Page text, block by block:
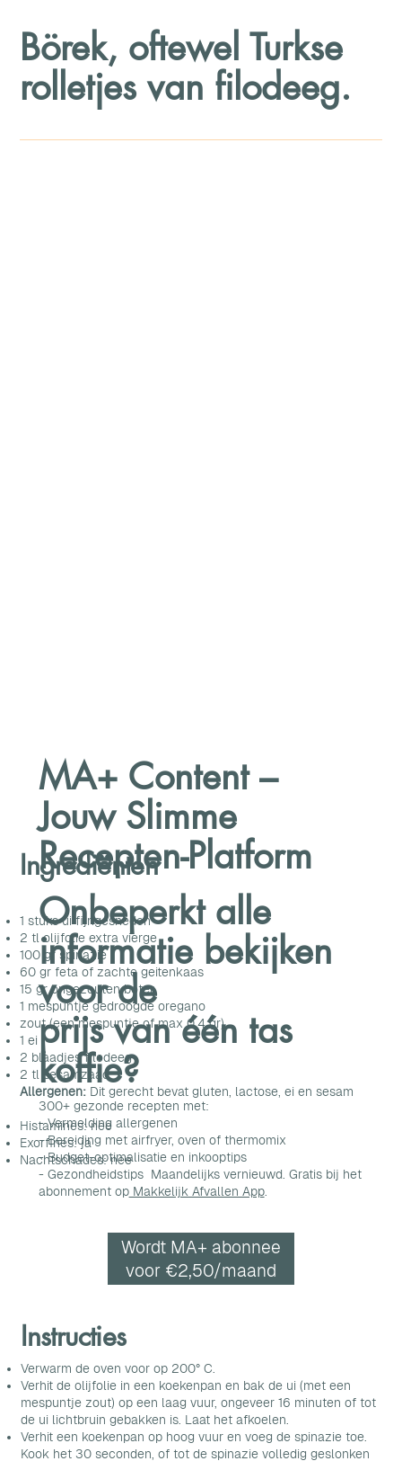
Börek, oftewel Turkse
rolletjes van filodeeg.
Ingrediënten
1 stuks ui fijngesneden
2 tl olijfolie extra vierge
100 grspinazie
60 gr feta of zachte geitenkaas
15 gr ongezouten boter
1 mespuntje gedroogde oregano
zout(een mespuntje of max 0.4 gr)
1 ei
2 blaadjes filodeeg
2 tl sesamzaad
Allergenen: Dit gerecht bevat gluten, lactose, ei en sesam
Histamines: nee
Exorfines: ja
Nachtschades: nee
MA+ Content –
Jouw Slimme
Recepten-Platform
Onbeperkt alle
informatie bekijken
voor de
prijs van één tas
koffie?
300+ gezonde recepten met:
- Vermelding allergenen
- Bereiding met airfryer, oven of thermomix
- Budget-optimalisatie en inkooptips
- Gezondheidstips Maandelijks vernieuwd. Gratis bij het
abonnement opMakkelijk Afvallen App.
Wordt MA+ abonnee
voor €2,50/maand
Instructies
Verwarm de oven voor op 200° C.
Verhit de olijfolie in een koekenpan en bak de ui (met een
mespuntje zout) op een laag vuur, ongeveer 16 minuten of tot
de ui lichtbruin gebakken is. Laat het afkoelen.
Verhit een koekenpan op hoog vuur en voeg de spinazie toe.
Kook het 30 seconden, of tot de spinazie volledig geslonken